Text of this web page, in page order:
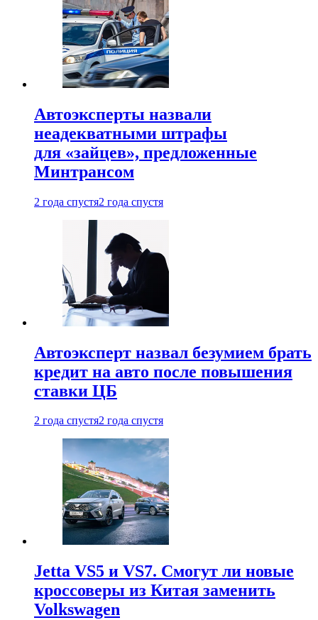
Автоэксперты назвали
неадекватными штрафы
для «зайцев», предложенные
Минтрансом
2 года спустя2 года спустя
Автоэксперт назвал безумием брать
кредит на авто после повышения
ставки ЦБ
2 года спустя2 года спустя
Jetta VS5 и VS7. Смогут ли новые
кроссоверы из Китая заменить
Volkswagen